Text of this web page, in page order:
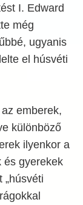
I. Edward
még
ugyanis
el húsvéti
emberek,
különböző
ilyenkor a
és gyerekek
„húsvéti